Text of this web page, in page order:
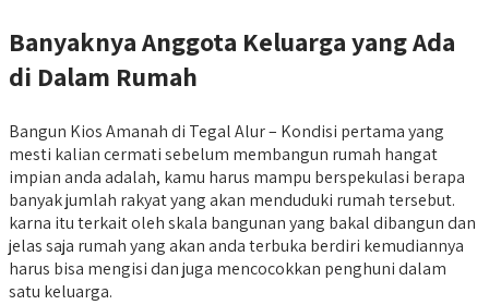
Banyaknya Anggota Keluarga yang Ada
di Dalam Rumah
Bangun Kios Amanah di Tegal Alur – Kondisi pertama yang
mesti kalian cermati sebelum membangun rumah hangat
impian anda adalah, kamu harus mampu berspekulasi berapa
banyak jumlah rakyat yang akan menduduki rumah tersebut.
karna itu terkait oleh skala bangunan yang bakal dibangun dan
jelas saja rumah yang akan anda terbuka berdiri kemudiannya
harus bisa mengisi dan juga mencocokkan penghuni dalam
satu keluarga.